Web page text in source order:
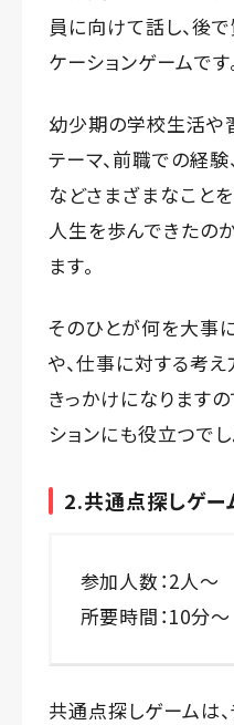
員に向けて話し、後
ケーションゲームです
幼少期の学校生活や
テーマ、前職での経
などさまざまなこと
人生を歩んできたの
ます。
そのひとが何を大事
や、仕事に対する考
きっかけになります
ションにも役立つでし
2.共通点探しゲー
参加人数：2人～
所要時間：10分～
共通点探しゲームは